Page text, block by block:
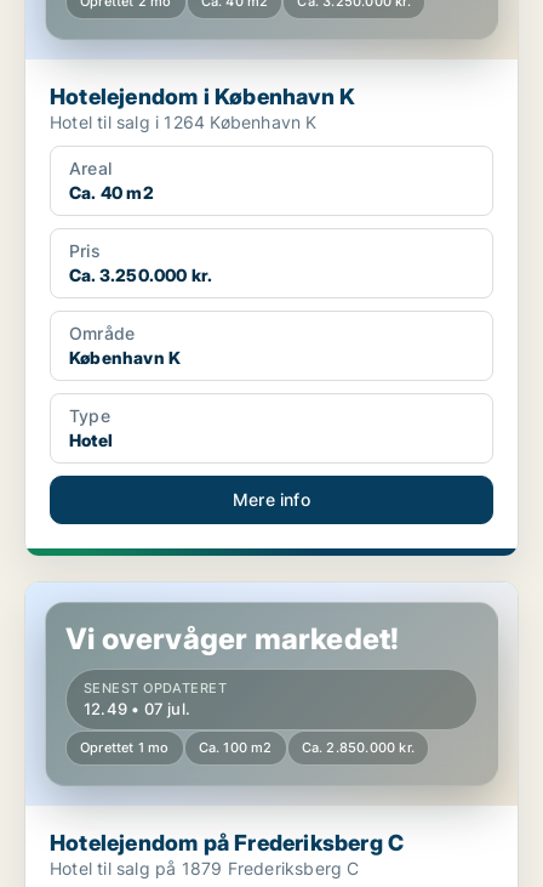
Hotelejendom i København K
Hotel til salg i 1264 København K
Areal
Ca. 40 m2
Pris
Ca. 3.250.000 kr.
Område
København K
Type
Hotel
Mere info
Hotelejendom på Frederiksberg C
Vi overvåger markedet!
SENEST OPDATERET
12.49 • 07 jul.
Oprettet 1 mo Ca. 100 m2 Ca. 2.850.000 kr.
Hotelejendom på Frederiksberg C
Hotel til salg på 1879 Frederiksberg C